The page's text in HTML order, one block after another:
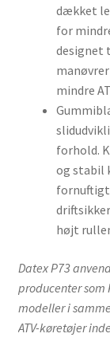
dækket
for
designet
mindre
forhold.
og stabil
fornuftigt
højt
Datex P73
producenter som
modeller i
ATV-køretøjer